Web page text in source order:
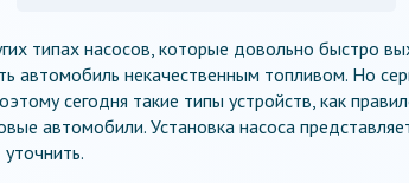
типах насосов, которые довольно быстро
автомобиль некачественным топливом. Но
сегодня такие типы устройств, как
автомобили. Установка насоса